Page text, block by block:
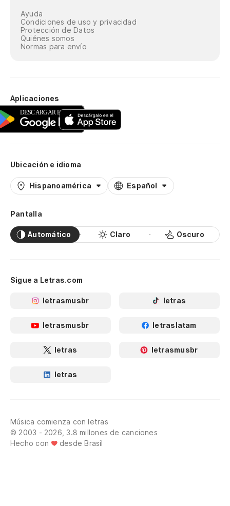
Ayuda
Condiciones de uso y privacidad
Protección de Datos
Quiénes somos
Normas para envío
Aplicaciones
Ubicación e idioma
Hispanoamérica Español
Pantalla
Automático Claro Oscuro
Sigue a Letras.com
letrasmusbr letras
letrasmusbr letraslatam
letras letrasmusbr
letras
Música comienza con letras
© 2003 - 2026, 3.8 millones de canciones
Hecho con
desde Brasil